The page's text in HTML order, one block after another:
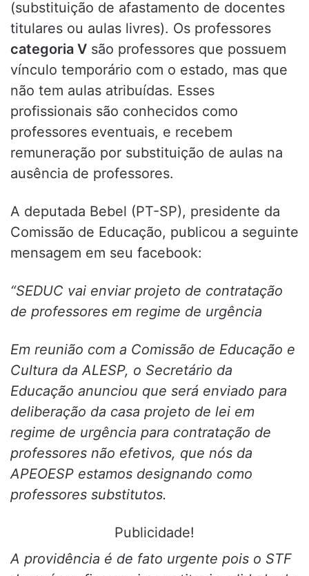
(substituição de afastamento de docentes
titulares ou aulas livres). Os professores
categoria V são professores que possuem
vínculo temporário com o estado, mas que
não tem aulas atribuídas. Esses
profissionais são conhecidos como
professores eventuais, e recebem
remuneração por substituição de aulas na
ausência de professores.
A deputada Bebel (PT-SP), presidente da
Comissão de Educação, publicou a seguinte
mensagem em seu facebook:
“SEDUC vai enviar projeto de contratação
de professores em regime de urgência
Em reunião com a Comissão de Educação e
Cultura da ALESP, o Secretário da
Educação anunciou que será enviado para
deliberação da casa projeto de lei em
regime de urgência para contratação de
professores não efetivos, que nós da
APEOESP estamos designando como
professores substitutos.
Publicidade!
A providência é de fato urgente pois o STF